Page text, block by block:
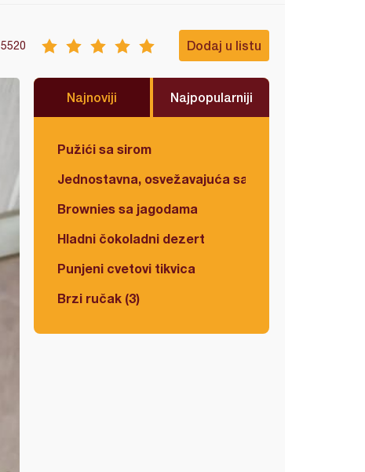
5520 Dodaj u listu
Najnoviji Najpopularniji
Pužići sa sirom
Jednostavna, osvežavajuća salata
Brownies sa jagodama
Hladni čokoladni dezert
Punjeni cvetovi tikvica
Brzi ručak (3)